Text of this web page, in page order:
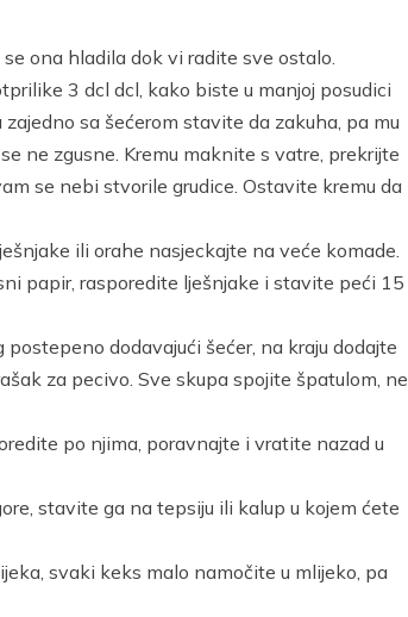
ona hladila dok vi radite sve ostalo.
3 dcl dcl, kako biste u manjoj posudici
sa šećerom stavite da zakuha, pa mu
ne zgusne. Kremu maknite s vatre, prekrijte
se nebi stvorile grudice. Ostavite kremu da
ili orahe nasjeckajte na veće komade.
papir, rasporedite lješnjake i stavite peći 15
dodavajući šećer, na kraju dodajte
za pecivo. Sve skupa spojite špatulom, ne
po njima, poravnajte i vratite nazad u
stavite ga na tepsiju ili kalup u kojem ćete
svaki keks malo namočite u mlijeko, pa